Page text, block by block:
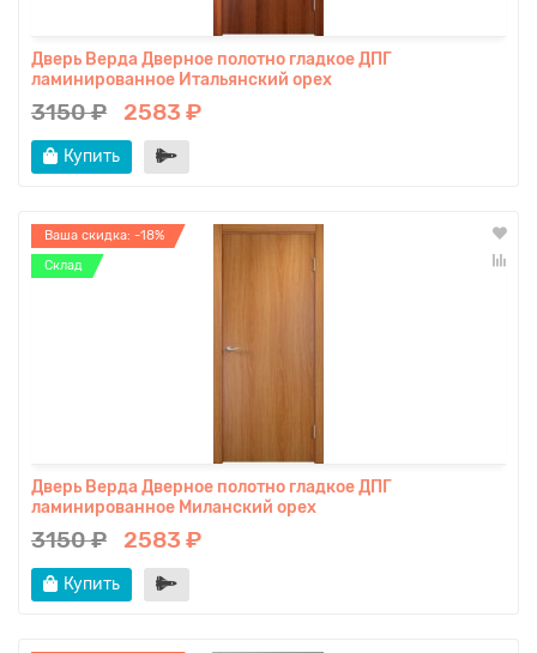
Дверь Верда Дверное полотно гладкое ДПГ
ламинированное Итальянский орех
3150 ₽ 2583 ₽
Купить
Ваша скидка: -18%
Склад
Дверь Верда Дверное полотно гладкое ДПГ
ламинированное Миланский орех
3150 ₽ 2583 ₽
Купить